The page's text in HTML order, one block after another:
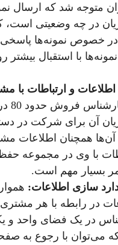
متوجه شد که ارسال
در چه وضعیتی است،
خصوص نمونه‌ها پاسخی
با استقبال بیشتر
و ارتباطات با
یک
آن برای شرکت در
آن‌ها همچنان اطلاعات
با وی در مجموعه
بسیار مهم است.
سازی اطلاعات:
در رابطه با هر
در یک فضای واحد و
که می‌توان با رجوع به